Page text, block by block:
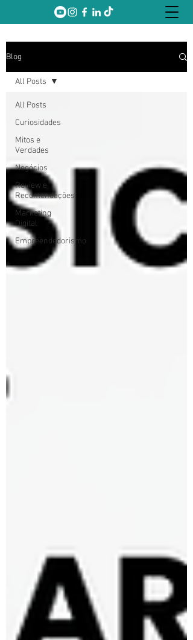
Blog
All Posts
Curiosidades
Mitos e
Verdades
Negócios
Review e
Recomendações
Marketing
Digital
Empreendedorismo
All Posts